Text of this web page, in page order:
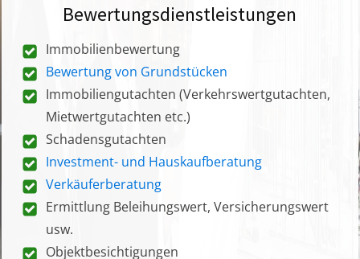
Bewertungsdienstleistungen
Immobilienbewertung
Bewertung von Grundstücken
Immobiliengutachten (Verkehrswertgutachten,
Mietwertgutachten etc.)
Schadensgutachten
Investment- und Hauskaufberatung
Verkäuferberatung
Ermittlung Beleihungswert, Versicherungswert
usw.
Objektbesichtigungen